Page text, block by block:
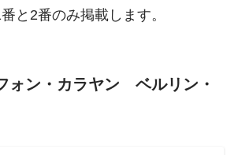
と2番のみ掲載します。
ォン・カラヤン ベルリン・